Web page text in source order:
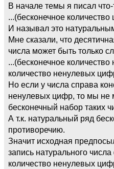
В начале темы я писал
...(бесконечное
И называл это
Мне сказали, что
числа может быть только
...(бесконечное
количество ненулевых
Но если у числа справа
ненулевых цифр, то мы не
бесконечный набор таких
А т.к. натуральный ряд
противоречию.
Значит исходная
запись натурального
количество ненулевых